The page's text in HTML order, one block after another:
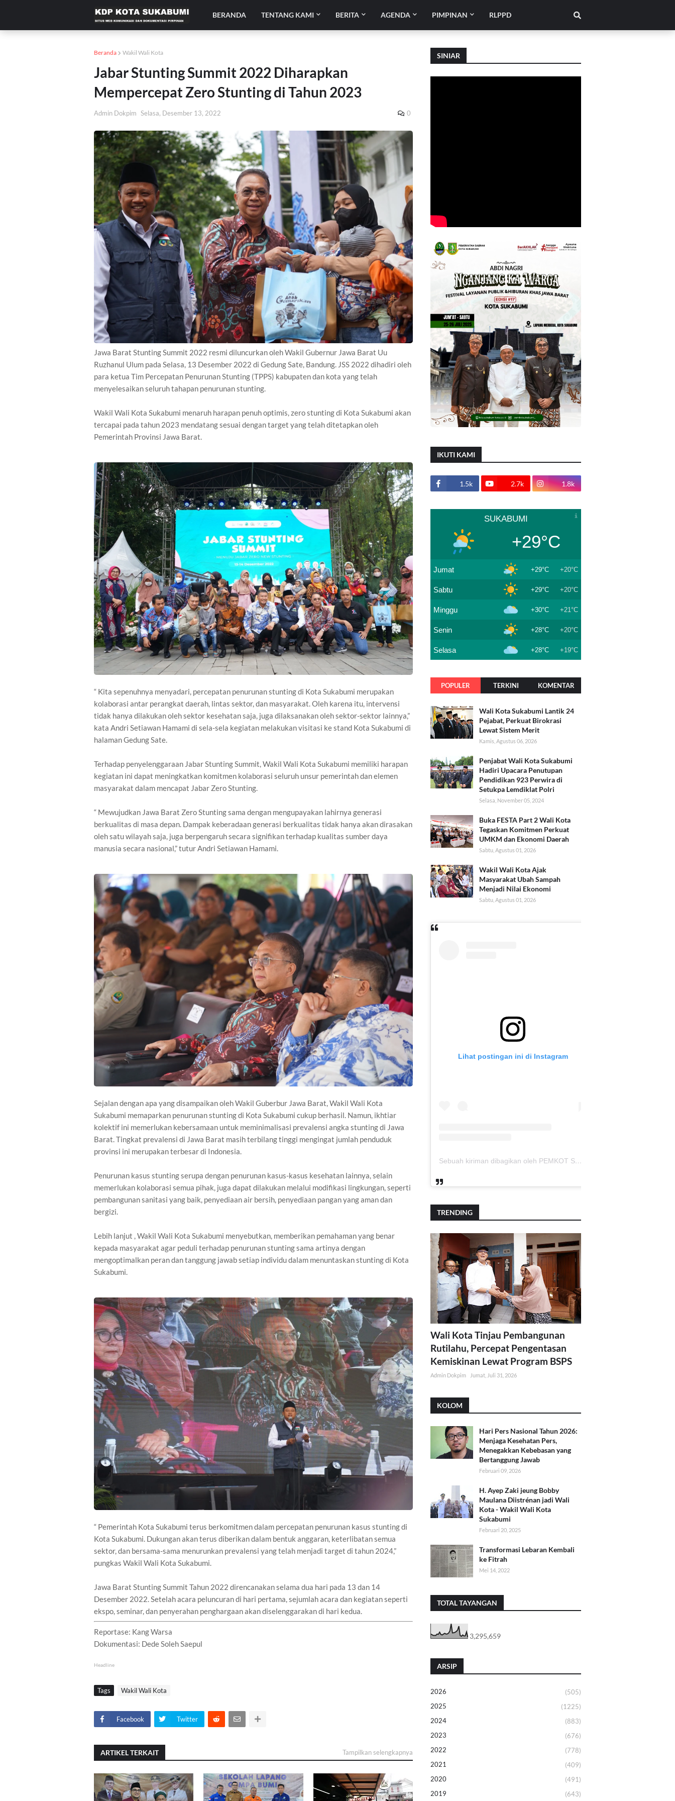
BERANDA TENTANG KAMI BERITA AGENDA PIMPINAN RLPPD
Beranda Wakil Wali Kota
Jabar Stunting Summit 2022 Diharapkan
Mempercepat Zero Stunting di Tahun 2023
Admin Dokpim Selasa, Desember 13, 2022 0
Jawa Barat Stunting Summit 2022 resmi diluncurkan oleh Wakil Gubernur Jawa Barat Uu
Ruzhanul Ulum pada Selasa, 13 Desember 2022 di Gedung Sate, Bandung. JSS 2022 dihadiri oleh
para ketua Tim Percepatan Penurunan Stunting (TPPS) kabupaten dan kota yang telah
menyelesaikan seluruh tahapan penurunan stunting.
Wakil Wali Kota Sukabumi menaruh harapan penuh optimis, zero stunting di Kota Sukabumi akan
tercapai pada tahun 2023 mendatang sesuai dengan target yang telah ditetapkan oleh
Pemerintah Provinsi Jawa Barat.
“ Kita sepenuhnya menyadari, percepatan penurunan stunting di Kota Sukabumi merupakan
kolaborasi antar perangkat daerah, lintas sektor, dan masyarakat. Oleh karena itu, intervensi
tidak hanya dilakukan oleh sektor kesehatan saja, juga dilaksanakan oleh sektor-sektor lainnya,”
kata Andri Setiawan Hamami di sela-sela kegiatan melakukan visitasi ke stand Kota Sukabumi di
halaman Gedung Sate.
Terhadap penyelenggaraan Jabar Stunting Summit, Wakil Wali Kota Sukabumi memiliki harapan
kegiatan ini dapat meningkatkan komitmen kolaborasi seluruh unsur pemerintah dan elemen
masyarakat dalam mencapat Jabar Zero Stunting.
“ Mewujudkan Jawa Barat Zero Stunting sama dengan mengupayakan lahirnya generasi
berkualitas di masa depan. Dampak keberadaan generasi berkualitas tidak hanya akan dirasakan
oleh satu wilayah saja, juga berpengaruh secara signifikan terhadap kualitas sumber daya
manusia secara nasional,” tutur Andri Setiawan Hamami.
Sejalan dengan apa yang disampaikan oleh Wakil Guberbur Jawa Barat, Wakil Wali Kota
Sukabumi memaparkan penurunan stunting di Kota Sukabumi cukup berhasil. Namun, ikhtiar
kolektif ini memerlukan kebersamaan untuk meminimalisasi prevalensi angka stunting di Jawa
Barat. Tingkat prevalensi di Jawa Barat masih terbilang tinggi mengingat jumlah penduduk
provinsi ini merupakan terbesar di Indonesia.
Penurunan kasus stunting serupa dengan penurunan kasus-kasus kesehatan lainnya, selain
memerlukan kolaborasi semua pihak, juga dapat dilakukan melalui modifikasi lingkungan, seperti
pembangunan sanitasi yang baik, penyediaan air bersih, penyediaan pangan yang aman dan
bergizi.
Lebih lanjut , Wakil Wali Kota Sukabumi menyebutkan, memberikan pemahaman yang benar
kepada masyarakat agar peduli terhadap penurunan stunting sama artinya dengan
mengoptimalkan peran dan tanggung jawab setiap individu dalam menuntaskan stunting di Kota
Sukabumi.
“ Pemerintah Kota Sukabumi terus berkomitmen dalam percepatan penurunan kasus stunting di
Kota Sukabumi. Dukungan akan terus diberikan dalam bentuk anggaran, keterlibatan semua
sektor, dan bersama-sama menurunkan prevalensi yang telah menjadi target di tahun 2024,”
pungkas Wakil Wali Kota Sukabumi.
Jawa Barat Stunting Summit Tahun 2022 direncanakan selama dua hari pada 13 dan 14
Desember 2022. Setelah acara peluncuran di hari pertama, sejumlah acara dan kegiatan seperti
ekspo, seminar, dan penyerahan penghargaan akan diselenggarakan di hari kedua.
Reportase: Kang Warsa
Dokumentasi: Dede Soleh Saepul
Headline
Tags Wakil Wali Kota
Facebook Twitter
ARTIKEL TERKAIT Tampilkan selengkapnya
SINIAR
IKUTI KAMI
1.5k 2.7k 1.8k
SUKABUMI
+29°C
Jumat +29°C +20°C
Sabtu +29°C +20°C
Minggu +30°C +21°C
Senin +28°C +20°C
Selasa +28°C +19°C
POPULER TERKINI KOMENTAR
Wali Kota Sukabumi Lantik 24
Pejabat, Perkuat Birokrasi
Lewat Sistem Merit
Kamis, Agustus 06, 2026
Penjabat Wali Kota Sukabumi
Hadiri Upacara Penutupan
Pendidikan 923 Perwira di
Setukpa Lemdiklat Polri
Selasa, November 05, 2024
Buka FESTA Part 2 Wali Kota
Tegaskan Komitmen Perkuat
UMKM dan Ekonomi Daerah
Sabtu, Agustus 01, 2026
Wakil Wali Kota Ajak
Masyarakat Ubah Sampah
Menjadi Nilai Ekonomi
Sabtu, Agustus 01, 2026
Lihat postingan ini di Instagram
Sebuah kiriman dibagikan oleh PEMKOT SUKABUMI (@pemkotsukabumi_)
TRENDING
Wali Kota Tinjau Pembangunan
Rutilahu, Percepat Pengentasan
Kemiskinan Lewat Program BSPS
Admin Dokpim Jumat, Juli 31, 2026
KOLOM
Hari Pers Nasional Tahun 2026:
Menjaga Kesehatan Pers,
Menegakkan Kebebasan yang
Bertanggung Jawab
Februari 09, 2026
H. Ayep Zaki jeung Bobby
Maulana Diistrénan jadi Wali
Kota - Wakil Wali Kota
Sukabumi
Februari 20, 2025
Transformasi Lebaran Kembali
ke Fitrah
Mei 14, 2022
TOTAL TAYANGAN
3,295,659
ARSIP
2026
(505)
2025
(1225)
2024
(883)
2023
(676)
2022
(778)
2021
(409)
2020
(491)
2019
(643)